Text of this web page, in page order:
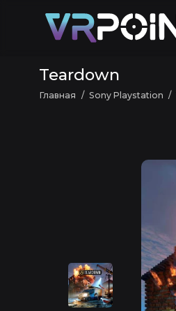
Teardown
Главная Sony Playstation